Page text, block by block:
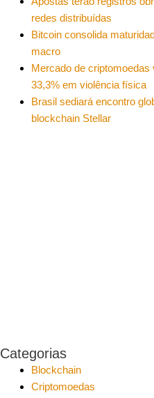
redes distribuídas
Bitcoin consolida
macro
Mercado de criptomoedas
33,3% em violência física
Brasil sediará encontro
blockchain Stellar
Categorias
Blockchain
Criptomoedas